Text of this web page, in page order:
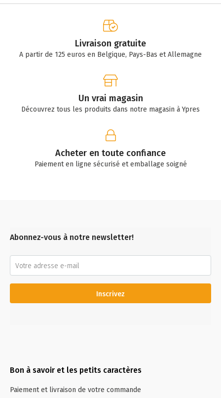
Livraison gratuite
A partir de 125 euros en Belgique, Pays-Bas et Allemagne
Un vrai magasin
Découvrez tous les produits dans notre magasin à Ypres
Acheter en toute confiance
Paiement en ligne sécurisé et emballage soigné
Abonnez-vous à notre newsletter!
Inscrivez
Bon à savoir et les petits caractères
Paiement et livraison de votre commande